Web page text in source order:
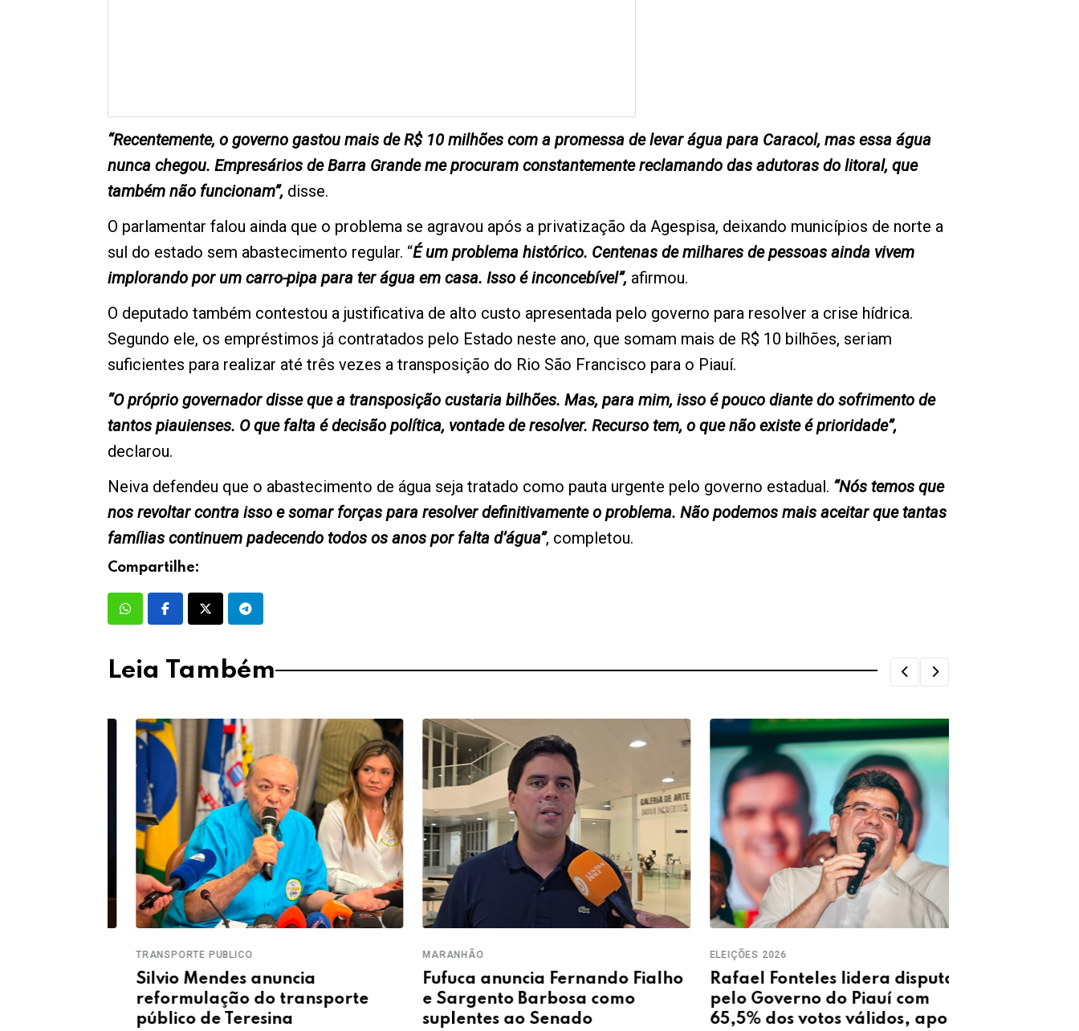
“Recentemente, o governo gastou mais de R$ 10 milhões com a promessa de levar água para Caracol, mas essa água
nunca chegou. Empresários de Barra Grande me procuram constantemente reclamando das adutoras do litoral, que
também não funcionam”, disse.
O parlamentar falou ainda que o problema se agravou após a privatização da Agespisa, deixando municípios de norte a
sul do estado sem abastecimento regular. “É um problema histórico. Centenas de milhares de pessoas ainda vivem
implorando por um carro-pipa para ter água em casa. Isso é inconcebível”, afirmou.
O deputado também contestou a justificativa de alto custo apresentada pelo governo para resolver a crise hídrica.
Segundo ele, os empréstimos já contratados pelo Estado neste ano, que somam mais de R$ 10 bilhões, seriam
suficientes para realizar até três vezes a transposição do Rio São Francisco para o Piauí.
“O próprio governador disse que a transposição custaria bilhões. Mas, para mim, isso é pouco diante do sofrimento de
tantos piauienses. O que falta é decisão política, vontade de resolver. Recurso tem, o que não existe é prioridade”,
declarou.
Neiva defendeu que o abastecimento de água seja tratado como pauta urgente pelo governo estadual. “Nós temos que
nos revoltar contra isso e somar forças para resolver definitivamente o problema. Não podemos mais aceitar que tantas
famílias continuem padecendo todos os anos por falta d’água”, completou.
Compartilhe:
Leia Também
TRANSPORTE PUBLICO
Silvio Mendes anuncia
reformulação do transporte
público de Teresina
MARANHÃO
Fufuca anuncia Fernando Fialho
e Sargento Barbosa como
suplentes ao Senado
ELEIÇÕES 2026
Rafael Fonteles lidera disputa
pelo Governo do Piauí com
65,5% dos votos válidos, aponta